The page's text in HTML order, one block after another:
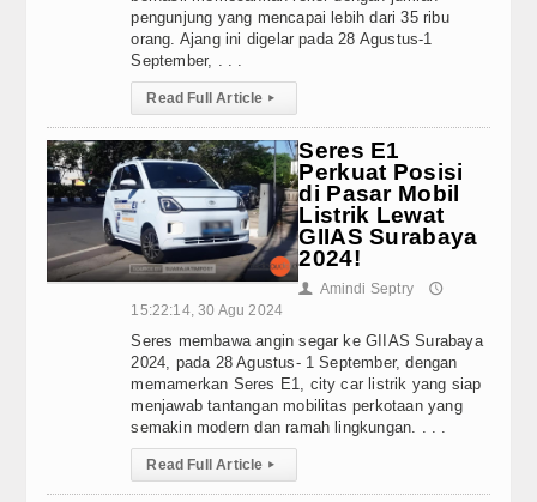
pengunjung yang mencapai lebih dari 35 ribu
orang. Ajang ini digelar pada 28 Agustus-1
September, . . .
Read Full Article ▸
Seres E1
Perkuat Posisi
di Pasar Mobil
Listrik Lewat
GIIAS Surabaya
2024!
👤 Amindi Septry 🕔
15:22:14, 30 Agu 2024
Seres membawa angin segar ke GIIAS Surabaya
2024, pada 28 Agustus- 1 September, dengan
memamerkan Seres E1, city car listrik yang siap
menjawab tantangan mobilitas perkotaan yang
semakin modern dan ramah lingkungan. . . .
Read Full Article ▸